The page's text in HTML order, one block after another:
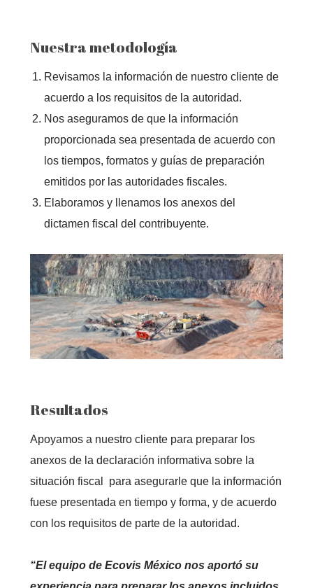
Nuestra metodología
Revisamos la información de nuestro cliente de
acuerdo a los requisitos de la autoridad.
Nos aseguramos de que la información
proporcionada sea presentada de acuerdo con
los tiempos, formatos y guías de preparación
emitidos por las autoridades fiscales.
Elaboramos y llenamos los anexos del
dictamen fiscal del contribuyente.
Resultados
Apoyamos a nuestro cliente para preparar los
anexos de la declaración informativa sobre la
situación fiscal para asegurarle que la información
fuese presentada en tiempo y forma, y de acuerdo
con los requisitos de parte de la autoridad.
“El equipo de Ecovis México nos aportó su